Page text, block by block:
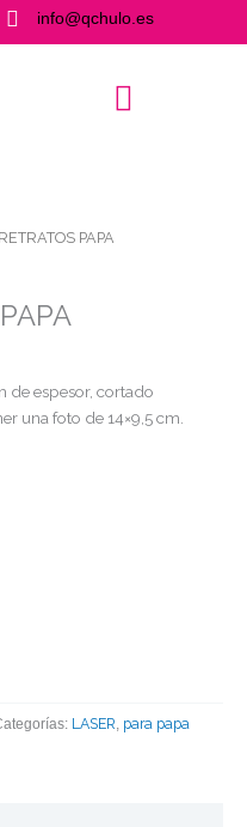
info@qchulo.es
PAPA
de espesor, cortado
una foto de 14×9,5 cm.
LASER, para papa